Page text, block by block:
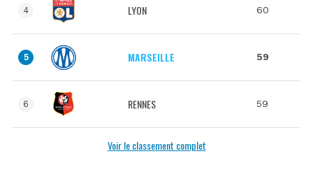
4 LYON 60
5 MARSEILLE 59
6 RENNES 59
Voir le classement complet